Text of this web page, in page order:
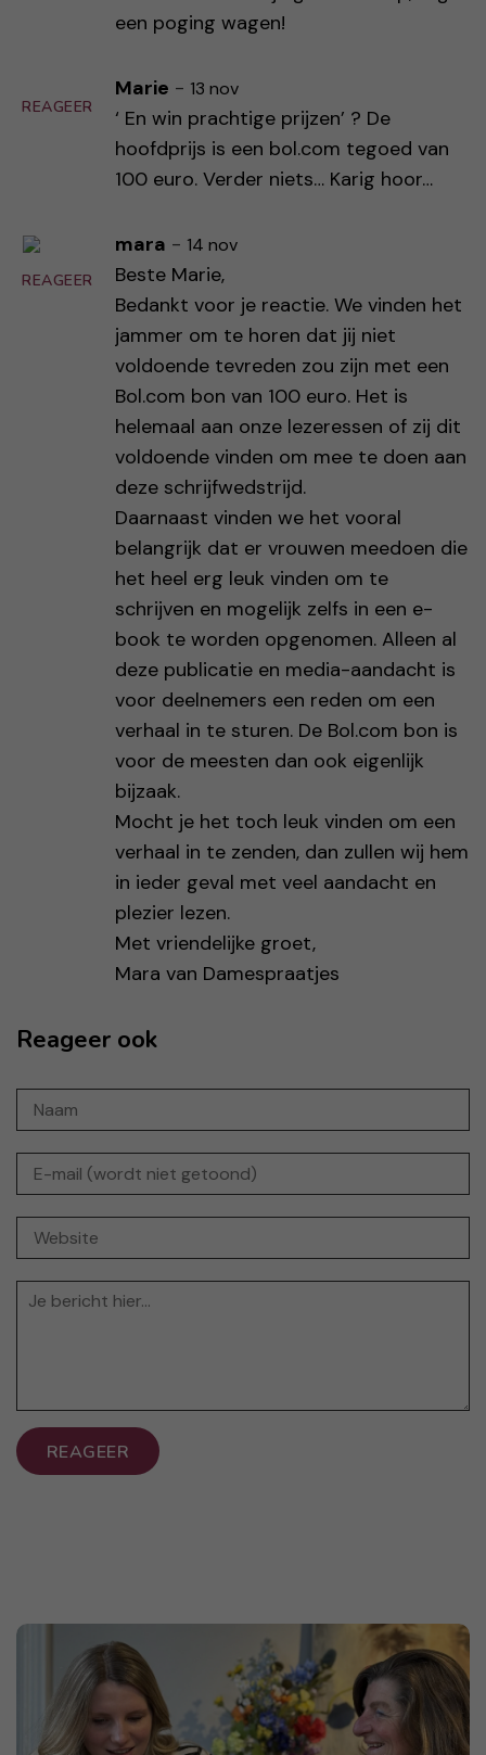
een poging wagen!
REAGEER
Marie - 13 nov
‘ En win prachtige prijzen’ ? De
hoofdprijs is een bol.com tegoed van
100 euro. Verder niets… Karig hoor…
REAGEER
mara - 14 nov
Beste Marie,
Bedankt voor je reactie. We vinden het
jammer om te horen dat jij niet
voldoende tevreden zou zijn met een
Bol.com bon van 100 euro. Het is
helemaal aan onze lezeressen of zij dit
voldoende vinden om mee te doen aan
deze schrijfwedstrijd.
Daarnaast vinden we het vooral
belangrijk dat er vrouwen meedoen die
het heel erg leuk vinden om te
schrijven en mogelijk zelfs in een e-
book te worden opgenomen. Alleen al
deze publicatie en media-aandacht is
voor deelnemers een reden om een
verhaal in te sturen. De Bol.com bon is
voor de meesten dan ook eigenlijk
bijzaak.
Mocht je het toch leuk vinden om een
verhaal in te zenden, dan zullen wij hem
in ieder geval met veel aandacht en
plezier lezen.
Met vriendelijke groet,
Mara van Damespraatjes
Reageer ook
REAGEER